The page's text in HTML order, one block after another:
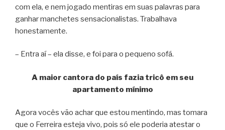
com ela, e nem jogado mentiras em suas palavras para
ganhar manchetes sensacionalistas. Trabalhava
honestamente.
– Entra aí – ela disse, e foi para o pequeno sofá.
A maior cantora do país fazia tricô em seu
apartamento mínimo
Agora vocês vão achar que estou mentindo, mas tomara
que o Ferreira esteja vivo, pois só ele poderia atestar o